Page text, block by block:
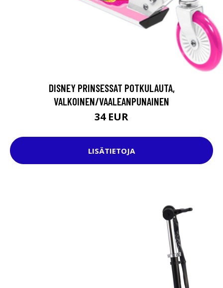
DISNEY PRINSESSAT POTKULAUTA,
VALKOINEN/VAALEANPUNAINEN
34 EUR
LISÄTIETOJA